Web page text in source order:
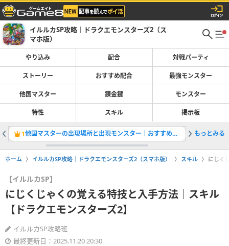
イルルカSP攻略｜ドラクエモンスターズ2（ス
マホ版）
やり込み 配合 対戦パーティ
ストーリー おすすめ配合 最強モンスター
他国マスター 錬金鍵 モンスター
特性 スキル 掲示板
1 他国マスターの出現場所と出現モンスター｜おすすめスカウト 2あくま
もっとみる
ホーム イルルカSP攻略｜ドラクエモンスターズ2（スマホ版） スキル にじく
【イルルカSP】
にじくじゃくの覚える特技と入手方法｜スキル
【ドラクエモンスターズ2】
イルルカSP攻略班
最終更新日：2025.11.20 20:30